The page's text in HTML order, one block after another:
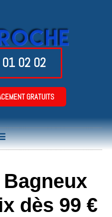
02 02
GRATUITS
dès 99 €